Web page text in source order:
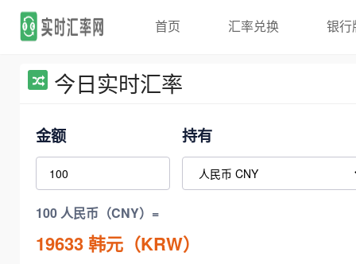
首页 汇率兑换 银行
今日实时汇率
金额 持有
100 人民币（CNY）=
19633韩元（KRW）